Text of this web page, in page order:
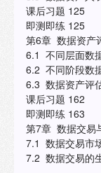
课后习题 125
即测即练 125
第6章 数据资产
6.1 不同层面数
6.2 不同阶段数
6.3 数据资产评
课后习题 162
即测即练 163
第7章 数据交易
7.1 数据交易市
7.2 数据交易的